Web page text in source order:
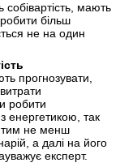
мають
більш
не на один
прогнозувати,
робити
енергетикою, так
тим не менш
а далі на його
експерт.